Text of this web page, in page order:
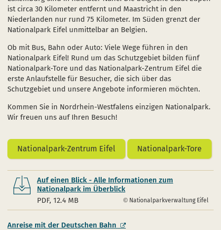
Schulen und Kitas
Projekt "Nationalpark-Kita"
neuen Fenster)
in einem neuen Fenster)
sich in einem neuen Fenster)
ist circa 30 Kilometer entfernt und Maastricht in den
Niederlanden nur rund 75 Kilometer. Im Süden grenzt der
Nationalpark Eifel unmittelbar an Belgien.
Ob mit Bus, Bahn oder Auto: Viele Wege führen in den
Nationalpark Eifel! Rund um das Schutzgebiet bilden fünf
Nationalpark-Tore und das Nationalpark-Zentrum Eifel die
erste Anlaufstelle für Besucher, die sich über das
Schutzgebiet und unsere Angebote informieren möchten.
Kommen Sie in Nordrhein-Westfalens einzigen Nationalpark.
Wir freuen uns auf Ihren Besuch!
Nationalpark-Zentrum Eifel Nationalpark-Tore
Auf einen Blick - Alle Informationen zum
Nationalpark im Überblick
PDF, 12.4 MB
Nationalparkverwaltung Eifel
Anreise mit der Deutschen Bahn